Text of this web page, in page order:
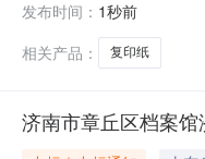
发布时间： 1秒前
相关产品：
复印纸
济南市章丘区档案